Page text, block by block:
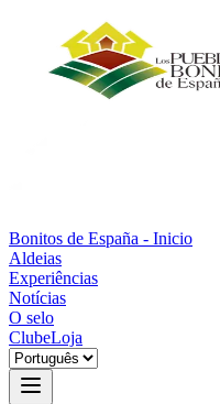
Bonitos de España - Inicio
Aldeias
Experiências
Notícias
O selo
ClubeLoja